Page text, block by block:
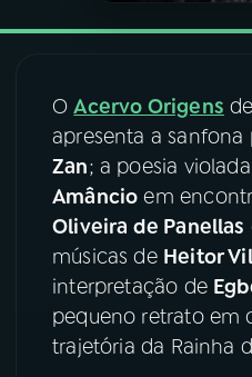
07ÚLTIMAS
08FESTIVAL DE MÚSICA
ACOMPANHE A RÁDIO NACIONAL
YouTube
OAcervo Origens
apresenta a
Zan; a poesia
Amâncio em
Oliveira de Panellas
músicas de Heitor
interpretação de
pequeno retrato em
trajetória da Rainha